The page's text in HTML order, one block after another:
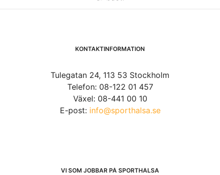
KONTAKTINFORMATION
Tulegatan 24, 113 53 Stockholm
Telefon: 08-122 01 457
Växel: 08-441 00 10
E-post: info@sporthalsa.se
VI SOM JOBBAR PÅ SPORTHÄLSA